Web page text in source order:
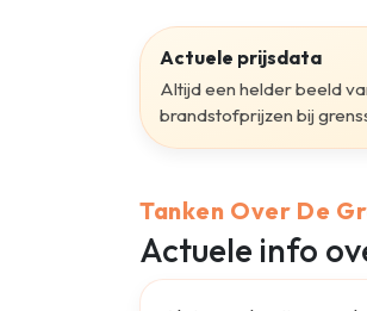
Actuele prijsdata
Altijd een helder beeld
brandstofprijzen bij
Tanken Over De
Actuele info